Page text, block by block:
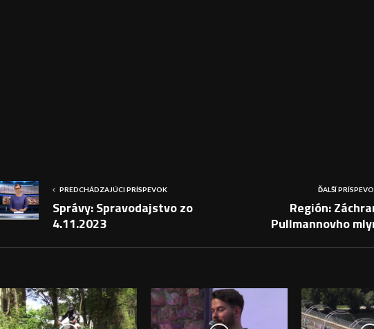
PREDCHÁDZAJÚCI PRÍSPEVOK
Správy: Spravodajstvo zo
4.11.2023
ĎALŠÍ
Región:
Pullmannovho